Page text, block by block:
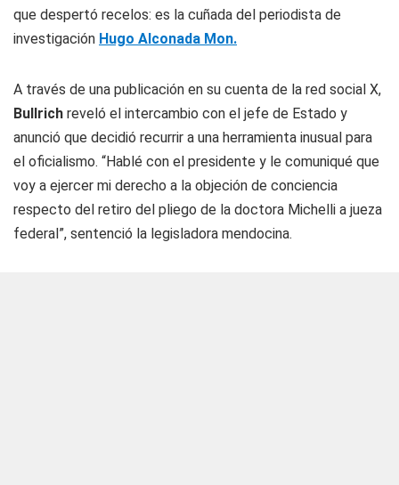
que despertó recelos: es la cuñada del periodista de
investigación Hugo Alconada Mon.
A través de una publicación en su cuenta de la red social X,
Bullrich reveló el intercambio con el jefe de Estado y
anunció que decidió recurrir a una herramienta inusual para
el oficialismo. “Hablé con el presidente y le comuniqué que
voy a ejercer mi derecho a la objeción de conciencia
respecto del retiro del pliego de la doctora Michelli a jueza
federal”, sentenció la legisladora mendocina.